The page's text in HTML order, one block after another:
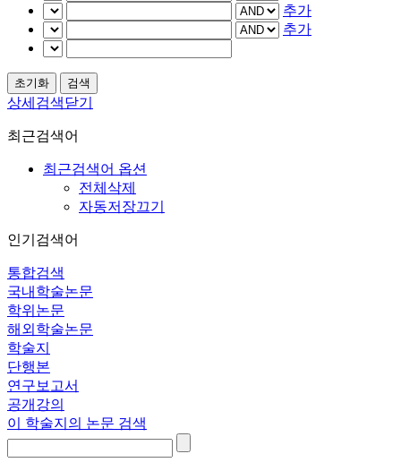
추가
추가
상세검색닫기
최근검색어
최근검색어 옵션
전체삭제
자동저장끄기
인기검색어
통합검색
국내학술논문
학위논문
해외학술논문
학술지
단행본
연구보고서
공개강의
이 학술지의 논문 검색